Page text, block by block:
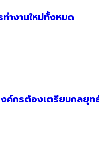
ำงานใหม่ทั้งหมด
ค์กรต้องเตรียมกลยุท